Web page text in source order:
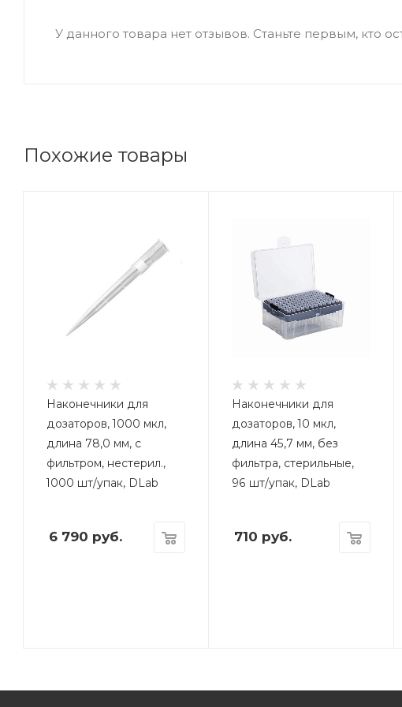
У данного товара нет отзывов. Станьте первым, кто
Похожие товары
Наконечники для
дозаторов, 1000 мкл,
длина 78,0 мм, с
фильтром, нестерил.,
1000 шт/упак, DLab
6 790 руб.
Наконечники для
дозаторов, 10 мкл,
длина 45,7 мм, без
фильтра, стерильные,
96 шт/упак, DLab
710 руб.